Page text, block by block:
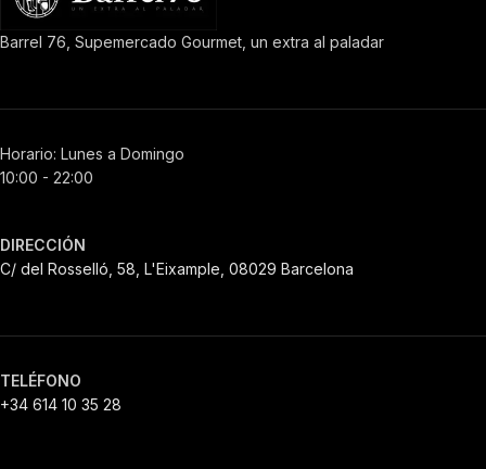
Barrel 76, Supemercado Gourmet, un extra al paladar
Horario: Lunes a Domingo
10:00 - 22:00
DIRECCIÓN
C/ del Rosselló, 58, L'Eixample, 08029 Barcelona
TELÉFONO
+34 614 10 35 28